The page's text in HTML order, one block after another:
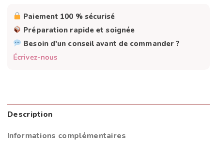
Paiement 100 % sécurisé
Préparation rapide et soignée
Besoin d'un conseil avant de commander ?
Écrivez-nous
Description
Informations complémentaires